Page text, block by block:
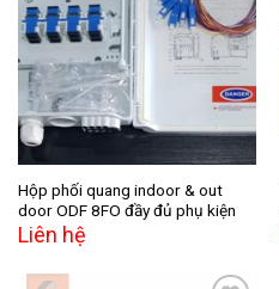
Add to
wishlist
Hộp phối quang indoor & out
door ODF 8FO đầy đủ phụ kiện
Liên hệ